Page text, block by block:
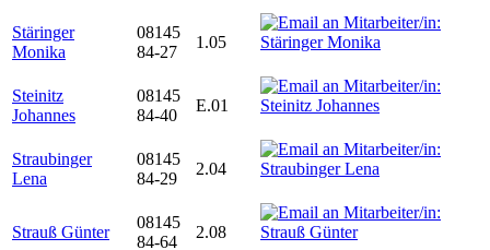
Stäringer
Monika
08145
84-27
1.05
Steinitz
Johannes
08145
84-40
E.01
Straubinger
Lena
08145
84-29
2.04
Strauß Günter
08145
84-64
2.08